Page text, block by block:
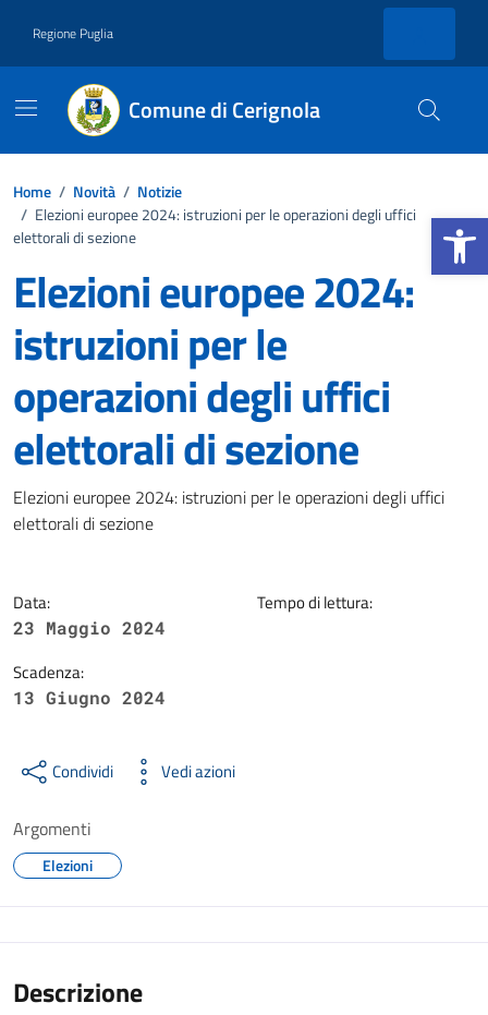
Apri la
Regione Puglia
Comune di Cerignola
Home / Novità / Notizie
/ Elezioni europee 2024: istruzioni per le operazioni degli uffici
elettorali di sezione
Elezioni europee 2024:
istruzioni per le
operazioni degli uffici
elettorali di sezione
Dettagli della notizia
Elezioni europee 2024: istruzioni per le operazioni degli uffici
elettorali di sezione
Data:
23 Maggio 2024
Scadenza:
13 Giugno 2024
Tempo di lettura:
Condividi Vedi azioni
Argomenti
Elezioni
Descrizione